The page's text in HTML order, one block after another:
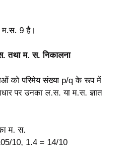
म.स. 9 है।
तथा म. स. निकालना
को परिमेय संख्या p/q के रूप में
पर उनका ल.स. या म.स. ज्ञात
म. स.
10, 1.4 = 14/10